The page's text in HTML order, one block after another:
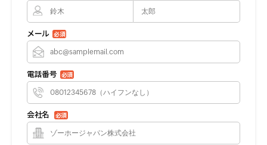
メール 必須
電話番号 必須
会社名 必須